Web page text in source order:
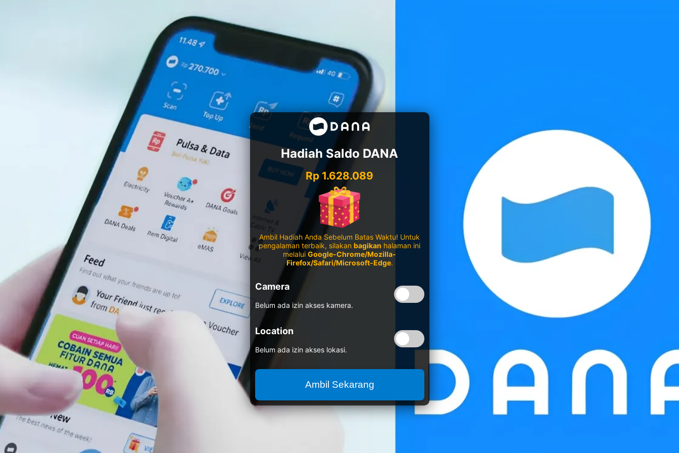
Hadiah Saldo DANA
Rp 1.628.089
Ambil Hadiah Anda Sebelum Batas Waktu! Untuk
pengalaman terbaik, silakan bagikan halaman ini
melalui Google-Chrome/Mozilla-
Firefox/Safari/Microsoft-Edge.
Camera
Belum ada izin akses kamera.
Location
Belum ada izin akses lokasi.
Ambil Sekarang